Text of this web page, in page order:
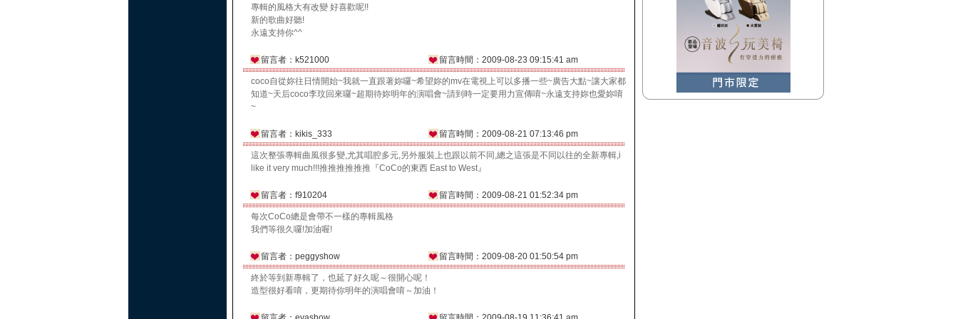
專輯的風格大有改變 好喜歡呢!!
新的歌曲好聽!
永遠支持你^^
留言者：k521000 留言時間：2009-08-23 09:15:41 am
coco自從妳往日情開始~我就一直跟著妳囉~希望妳的mv在電視上可以多播一些~廣告大點~讓大家都
知道~天后coco李玟回來囉~超期待妳明年的演唱會~請到時一定要用力宣傳唷~永遠支持妳也愛妳唷
~
留言者：kikis_333 留言時間：2009-08-21 07:13:46 pm
這次整張專輯曲風很多變,尤其唱腔多元,另外服裝上也跟以前不同,總之這張是不同以往的全新專輯,i
like it very much!!!推推推推推推『CoCo的東西 East to West』
留言者：f910204 留言時間：2009-08-21 01:52:34 pm
每次CoCo總是會帶不一樣的專輯風格
我們等很久囉!加油喔!
留言者：peggyshow 留言時間：2009-08-20 01:50:54 pm
終於等到新專輯了，也延了好久呢～很開心呢！
造型很好看唷，更期待你明年的演唱會唷～加油！